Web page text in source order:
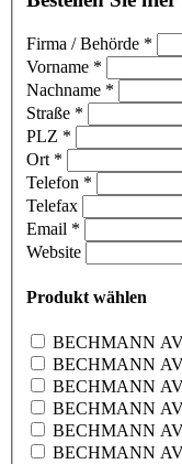
Firma / Behörde *
Vorname *
Nachname *
Straße *
PLZ *
Ort *
Telefon *
Telefax
Email *
Website
Produkt wählen
BECHMANN
BECHMANN
BECHMANN
BECHMANN
BECHMANN
BECHMANN